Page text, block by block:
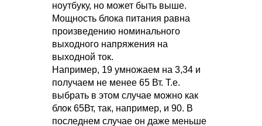
ноутбуку, но может быть выше.
Мощность блока питания равна
произведению номинального
выходного напряжения на
выходной ток.
Например, 19 умножаем на 3,34 и
получаем не менее 65 Вт. Т.е.
выбрать в этом случае можно как
блок 65Вт, так, например, и 90. В
последнем случае он даже меньше